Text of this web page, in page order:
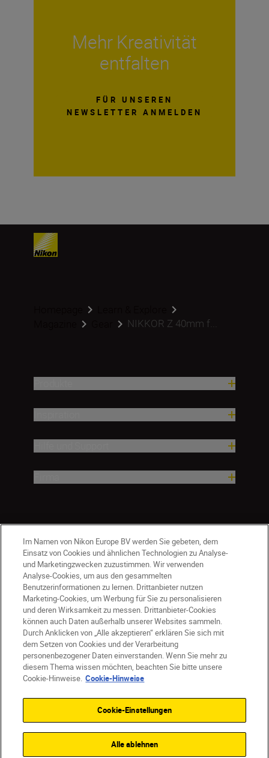
Mehr Kreativität
entfalten
FÜR UNSEREN
NEWSLETTER ANMELDEN
NIKKOR Z 40mm f...
AT Nikon Sites
Kontaktieren Sie uns
Datenschutzhinweis
Nutzungsbedingungen
Geschäftsbedingungen des Nikon Stores
Cookie-Hinweise
Barrierefreiheit
Cookie-Einstellungen
Im Namen von Nikon Europe BV werden Sie gebeten, dem
Einsatz von Cookies und ähnlichen Technologien zu Analyse-
und Marketingzwecken zuzustimmen. Wir verwenden
Analyse-Cookies, um aus den gesammelten
Benutzerinformationen zu lernen. Drittanbieter nutzen
Marketing-Cookies, um Werbung für Sie zu personalisieren
und deren Wirksamkeit zu messen. Drittanbieter-Cookies
können auch Daten außerhalb unserer Websites sammeln.
Durch Anklicken von „Alle akzeptieren“ erklären Sie sich mit
dem Setzen von Cookies und der Verarbeitung
personenbezogener Daten einverstanden. Wenn Sie mehr zu
diesem Thema wissen möchten, beachten Sie bitte unsere
Cookie-Hinweise. Cookie-Hinweise
Cookie-Einstellungen
Alle ablehnen